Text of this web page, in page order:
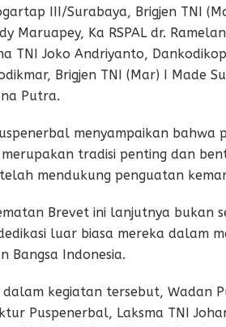
III/Surabaya, Brigjen TNI
Maruapey, Ka RSPAL dr.
TNI Joko Andriyanto,
Brigjen TNI (Mar) I Made
Putra.
menyampaikan
merupakan tradisi penting dan
mendukung penguatan
Brevet ini lanjutnya bukan
luar biasa mereka dalam
Bangsa Indonesia.
dalam kegiatan tersebut, Wadan
Puspenerbal, Laksma TNI